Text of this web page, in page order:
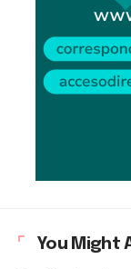
You Might